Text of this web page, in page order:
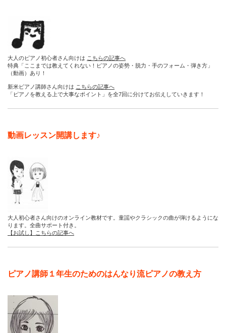
大人のピアノ初心者さん向けは こちらの記事へ
特典「ここまでは教えてくれない！ピアノの姿勢・脱力・手のフォーム・弾き方」
（動画）あり！
新米ピアノ講師さん向けは こちらの記事へ
「ピアノを教える上で大事なポイント」を全7回に分けてお伝えしていきます！
動画レッスン開講します♪
大人初心者さん向けのオンライン教材です。童謡やクラシックの曲が弾けるようにな
ります。全曲サポート付き。
【お試し】こちらの記事へ
ピアノ講師１年生のためのはんなり流ピアノの教え方